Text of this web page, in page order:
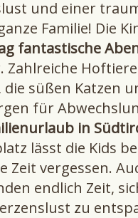
und einer
Familie! Die
fantastische
Zahlreiche
die süßen Katzen
für
in
lässt die Kids
Zeit vergessen.
endlich Zeit,
zu